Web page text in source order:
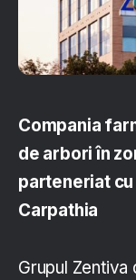
Compania
de arbori în
parteneriat
Carpathia
Grupul Zentiva